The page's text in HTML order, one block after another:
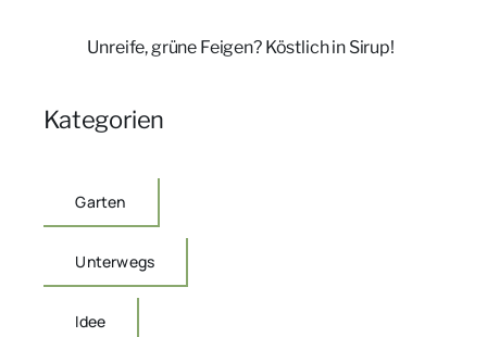
Unreife, grüne Feigen? Köstlich in Sirup!
Kategorien
Garten
Unterwegs
Idee